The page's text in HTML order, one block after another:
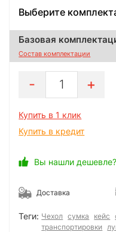
Выберите
Базовая
Состав комплектации
1
Купить в 1 клик
Купить в кредит
Вы нашли
Доставка
Теги: Чехол сумка кейс
транспортировки